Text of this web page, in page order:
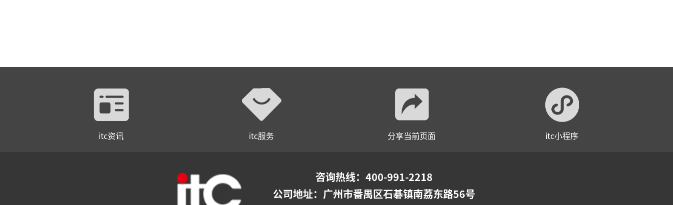
itc资讯 itc服务 分享当前页面 itc小程序
咨询热线：400-991-2218
公司地址： 广州市番禺区石碁镇南荔东路56号